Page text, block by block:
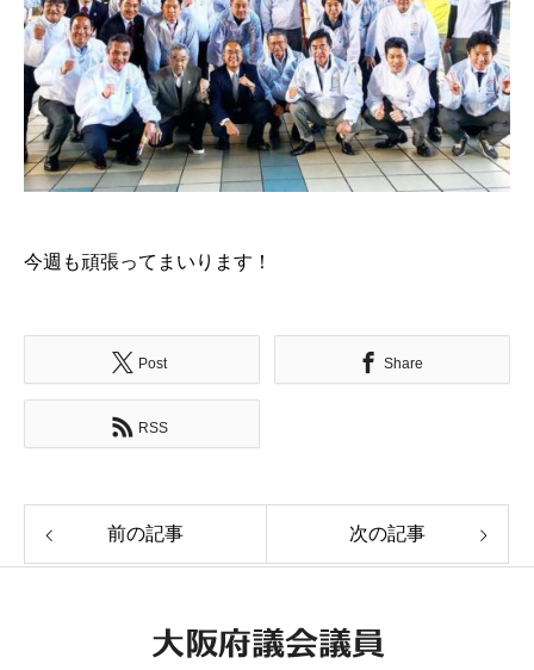
今週も頑張ってまいります！
Post Share
RSS
前の記事 次の記事